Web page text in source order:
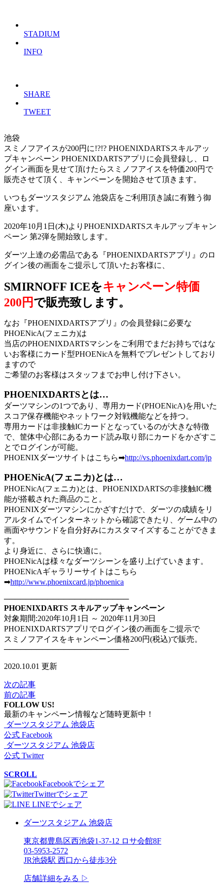
STADIUM
INFO
SHARE
TWEET
池袋
スミノフアイスが200円に!?!? PHOENIXDARTSスキルアッ
プキャンペーン PHOENIXDARTSアプリに会員登録し、ロ
グイン画面を見せて頂けたらスミノフアイスを特価200円で
販売させて頂く、キャンペーンを開始させて頂きます。
いつもダーツスタジアム 池袋店をご利用頂き誠に有難う御
座います。
2020年10月1日(木)よりPHOENIXDARTSスキルアップキャン
ペーン 第2弾を開始致します。
ダーツ上達の必需品である『PHOENIXDARTSアプリ』のロ
グイン後の画面をご提示して頂いたお客様に、
SMIRNOFF ICEをキャンペーン特価
200円で販売致します。
なお『PHOENIXDARTSアプリ』の会員登録に必要な
PHOENicA(フェニカ)は
当店のPHOENIXDARTSマシンをご利用でまだお持ちではな
いお客様にカード型PHOENicAを無料でプレゼントしており
ますので
ご希望のお客様はスタッフまでお申し付け下さい。
PHOENIXDARTSとは…
ダーツマシンの1つであり、専用カード(PHOENicA)を用いた
スコア保存機能やネットワーク対戦機能などを持つ。
専用カードは非接触ICカードとなっているのが大きな特徴
で、筐体中心部にあるカード読み取り部にカードをかざすこ
とでログインが可能。
PHOENIXダーツサイトはこちら➡http://vs.phoenixdart.com/jp
PHOENicA(フェニカ)とは…
PHOENicA(フェニカ)とは、PHOENIXDARTSの非接触IC機
能が搭載された商品のこと。
PHOENIXダーツマシンにかざすだけで、ダーツの成績をリ
アルタイムでインターネットから確認できたり、ゲーム中の
画面やサウンドを自分好みにカスタマイズすることができま
す。
より身近に、さらに快適に。
PHOENicAは様々なダーツシーンを盛り上げていきます。
PHOENicAギャラリーサイトはこちら
➡http://www.phoenixcard.jp/phoenica
───────────────────────
PHOENIXDARTS スキルアップキャンペーン
対象期間:2020年10月1日 ～ 2020年11月30日
PHOENIXDARTSアプリでログイン後の画面をご提示で
スミノフアイスをキャンペーン価格200円(税込)で販売。
───────────────────────
2020.10.01 更新
次の記事
前の記事
FOLLOW US!
最新のキャンペーン情報など随時更新中！
ダーツスタジアム 池袋店
公式 Facebook
ダーツスタジアム 池袋店
公式 Twitter
SCROLL
Facebookでシェア
Twitterでシェア
LINEでシェア
ダーツスタジアム 池袋店
東京都豊島区西池袋1-37-12 ロサ会館8F
03-5953-2572
JR池袋駅 西口から徒歩3分
店舗詳細をみる ▷